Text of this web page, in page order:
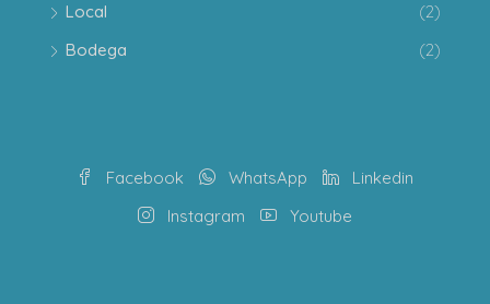
Local
(2)
Bodega
(2)
Facebook WhatsApp
Linkedin
Instagram
Youtube